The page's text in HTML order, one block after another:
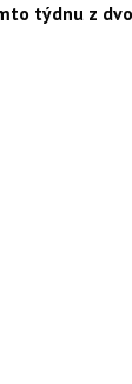
týdnu z